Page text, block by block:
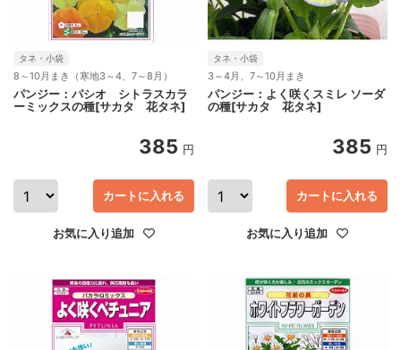
タネ・小袋
8～10月まき（寒地3～4、7～8月）
パンジー：パシオ シトラスカラ
ーミックスの種[サカタ 花タネ]
385 円
お気に入り追加
カートに入れる
タネ・小袋
3～4月、7～10月まき
パンジー：よく咲くスミレ ソーダ
の種[サカタ 花タネ]
385 円
お気に入り追加
カートに入れる